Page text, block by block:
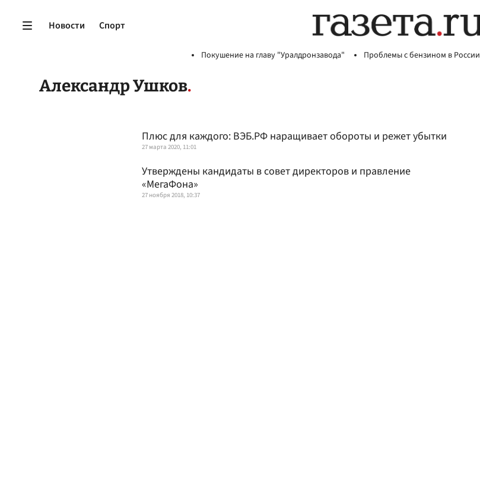
Новости Спорт
Покушение на главу "Уралдронзавода" Проблемы с бензином в России
Александр Ушков
Плюс для каждого: ВЭБ.РФ наращивает обороты и режет убытки
27 марта 2020, 11:01
Утверждены кандидаты в совет директоров и правление
«МегаФона»
27 ноября 2018, 10:37